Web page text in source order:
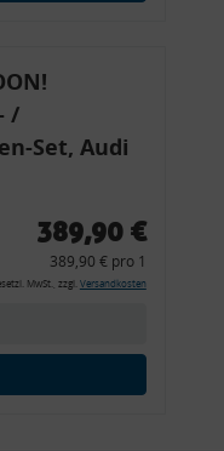
/
Set, Audi
S2, (6x
Kappe,
389,90 €
389,90 € pro 1
MwSt., zzgl. Versandkosten